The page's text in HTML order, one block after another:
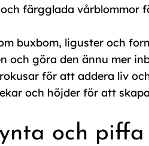
färgglada vårblommor
buxbom, liguster och
och göra den ännu mer
för att addera liv
och höjder för att
och piffa